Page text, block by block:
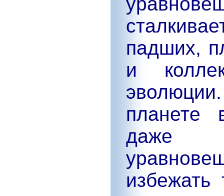
падших,
и
планете
даже
избежать